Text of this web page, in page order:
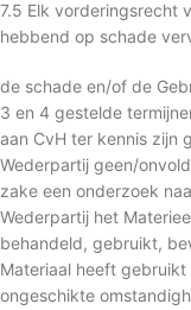
7.5 Elk vorderingsrecht
hebbend op schade
de schade en/of de
3 en 4 gestelde
aan CvH ter kennis zijn
Wederpartij geen/
zake een onderzoek
Wederpartij het
behandeld, gebruikt,
Materiaal heeft
ongeschikte